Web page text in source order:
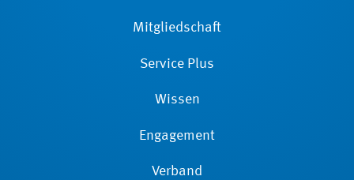
Mitgliedschaft
Service Plus
Wissen
Engagement
Verband